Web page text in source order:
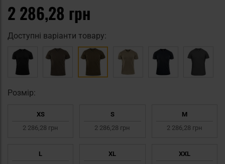
2 286,28 грн
Доступні варіанти товару:
Pозмір:
XS
2 286,28 грн
S
2 286,28 грн
M
2 286,28 грн
L
XL
XXL